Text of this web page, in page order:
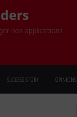
nos applications
SUCCESS STORY OPINIONS